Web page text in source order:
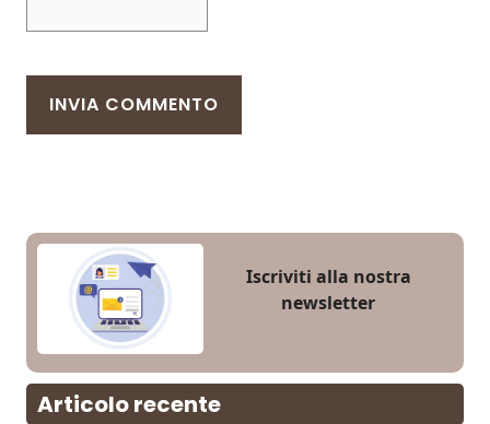
Iscriviti alla nostra
newsletter
Articolo recente